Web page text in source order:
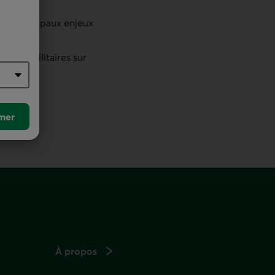
principaux enjeux
militaires sur
À propos